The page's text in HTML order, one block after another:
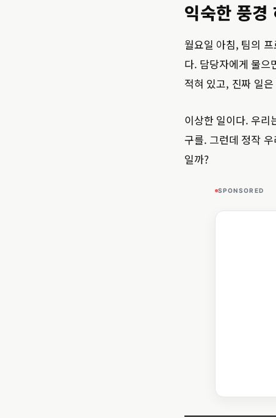
익숙한 풍경
월요일 아침, 팀의
다. 담당자에게 물으
적혀 있고, 진짜 일
이상한 일이다. 우리
구를. 그런데 정작
일까?
SPONSORED